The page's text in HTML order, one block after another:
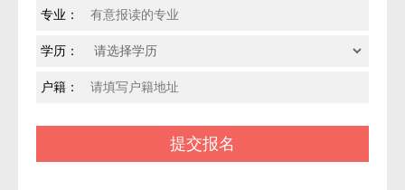
专业：
学历：
户籍：